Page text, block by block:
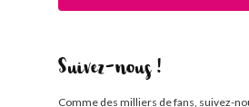
Suivez-nous !
Comme des milliers de fans, suivez-